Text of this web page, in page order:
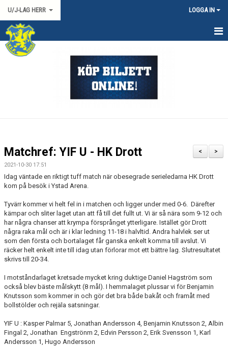
U/J-LAG HERR LOGGA IN
HEM
KONTAKT
HERR 2 SYD
MATCHER
>
<
Matchref: YIF U - HK Drott
2021-10-30 17:51
Idag väntade en riktigt tuff match när obesegrade serieledarna HK Drott
kom på besök i Ystad Arena.
Tyvärr kommer vi helt fel in i matchen och ligger under med 0-6. Därefter
kämpar och sliter laget utan att få till det fullt ut. Vi är så nära som 9-12 och
har några chanser att krympa försprånget ytterligare. Istället gör Drott
några raka mål och är i klar ledning 11-18 i halvltid. Andra halvlek ser ut
som den första och bortalaget får ganska enkelt komma till avslut. Vi
räcker helt enkelt inte till idag utan förlorar mot ett bättre lag. Slutresultatet
skrivs till 20-34.
I motståndarlaget kretsade mycket kring duktige Daniel Hagström som
också blev bäste målskytt (8 mål). I hemmalaget plussar vi för Benjamin
Knutsson som kommer in och gör det bra både bakåt och framåt med
bollstölder och rejäla satsningar.
YIF U : Kasper Palmar 5, Jonathan Andersson 4, Benjamin Knutsson 2, Albin
Fingal 2, Jonathan Engströnm 2, Edvin Persson 2, Erik Svensson 1, Karl
Andersson 1, Hugo Andersson